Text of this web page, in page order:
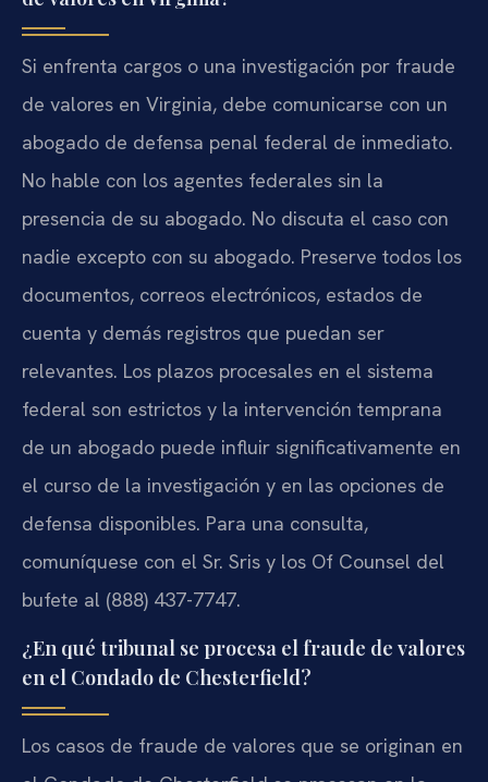
Si enfrenta cargos o una investigación por fraude
de valores en Virginia, debe comunicarse con un
abogado de defensa penal federal de inmediato.
No hable con los agentes federales sin la
presencia de su abogado. No discuta el caso con
nadie excepto con su abogado. Preserve todos los
documentos, correos electrónicos, estados de
cuenta y demás registros que puedan ser
relevantes. Los plazos procesales en el sistema
federal son estrictos y la intervención temprana
de un abogado puede influir significativamente en
el curso de la investigación y en las opciones de
defensa disponibles. Para una consulta,
comuníquese con el Sr. Sris y los Of Counsel del
bufete al (888) 437-7747.
¿En qué tribunal se procesa el fraude de valores
en el Condado de Chesterfield?
Los casos de fraude de valores que se originan en